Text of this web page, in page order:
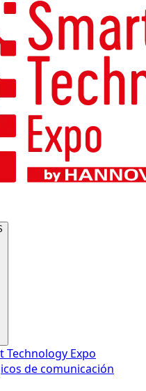
Technology Expo
de comunicación